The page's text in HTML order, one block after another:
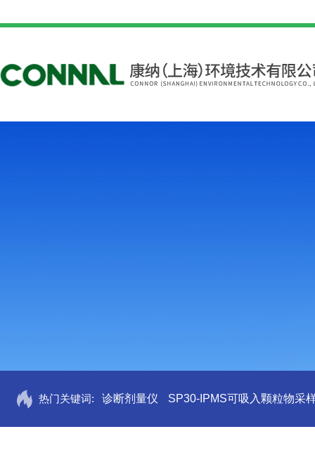
热门关键词: 诊断剂量仪 SP30-IPMS可吸入颗粒物采